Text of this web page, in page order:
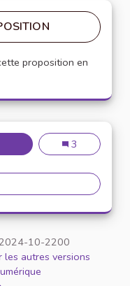
proposition en
DE RESTAURATION
Espace de
3
Espace de restauration
10-2200
les autres versions